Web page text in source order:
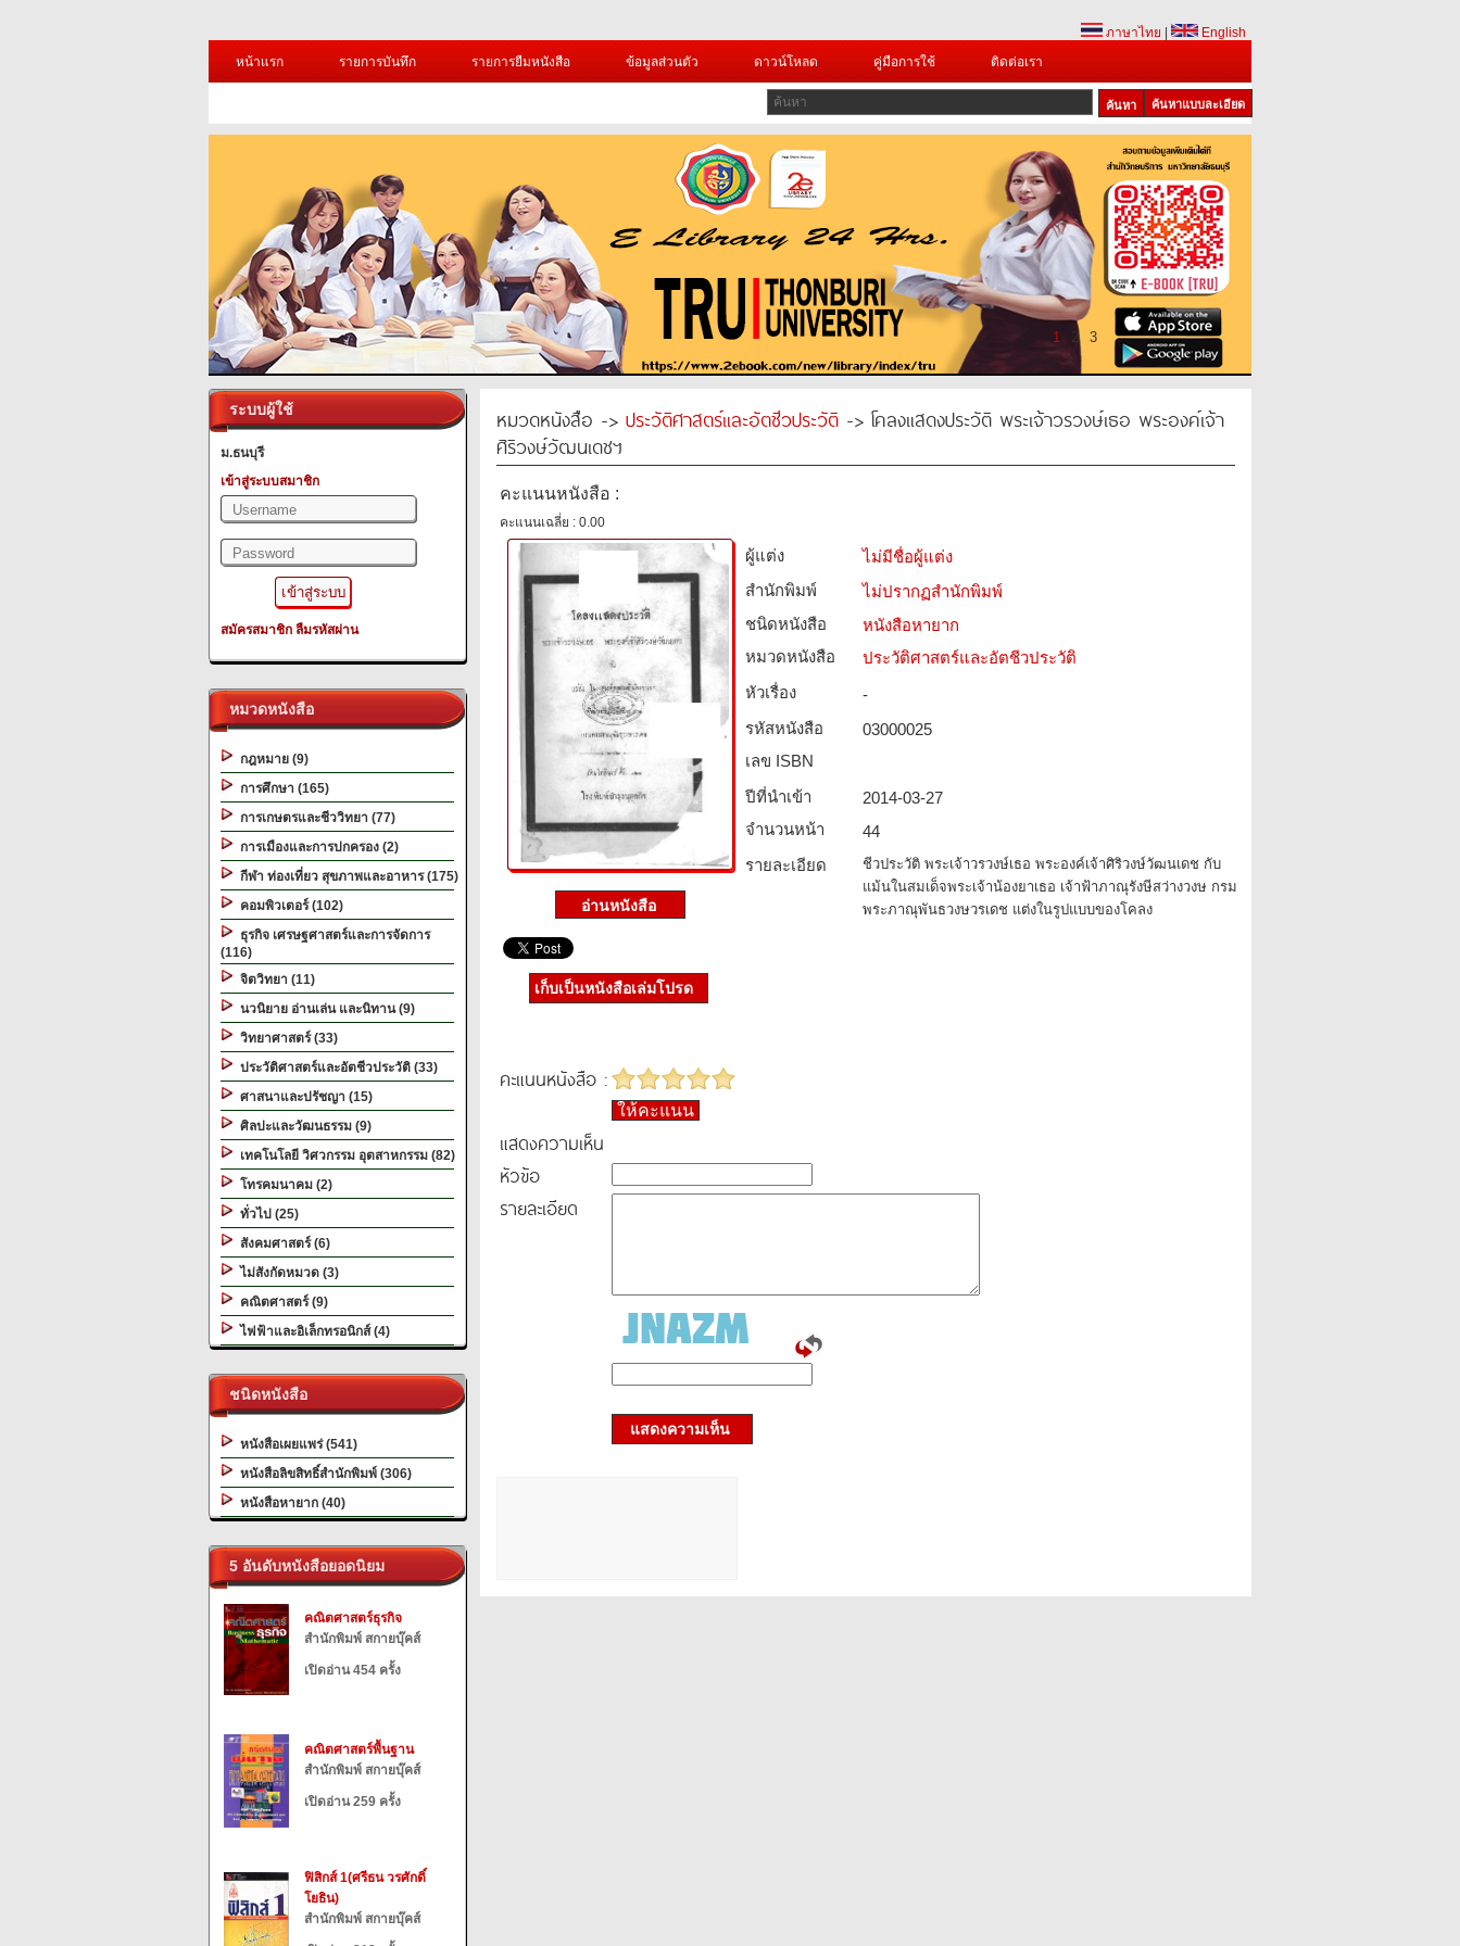
ภาษาไทย
English
หน้าแรก
รายการบันทึก รายการยืมหนังสือ ข้อมูลส่วนตัว ดาวน์โหลด คู่มือการใช้ ติดต่อเรา
ค้นหาแบบละเอียด
1 2 3
ระบบผู้ใช้
ม.ธนบุรี
เข้าสู่ระบบสมาชิก
สมัครสมาชิก ลืมรหัสผ่าน
หมวดหนังสือ
กฎหมาย (9)
การศึกษา (165)
การเกษตรและชีววิทยา (77)
การเมืองและการปกครอง (2)
กีฬา ท่องเที่ยว สุขภาพและอาหาร (175)
คอมพิวเตอร์ (102)
ธุรกิจ เศรษฐศาสตร์และการจัดการ
(116)
จิตวิทยา (11)
นวนิยาย อ่านเล่น และนิทาน (9)
วิทยาศาสตร์ (33)
ประวัติศาสตร์และอัตชีวประวัติ (33)
ศาสนาและปรัชญา (15)
ศิลปะและวัฒนธรรม (9)
เทคโนโลยี วิศวกรรม อุตสาหกรรม (82)
โทรคมนาคม (2)
ทั่วไป (25)
สังคมศาสตร์ (6)
ไม่สังกัดหมวด (3)
คณิตศาสตร์ (9)
ไฟฟ้าและอิเล็กทรอนิกส์ (4)
ชนิดหนังสือ
หนังสือเผยแพร่ (541)
หนังสือลิขสิทธิ์สำนักพิมพ์ (306)
หนังสือหายาก (40)
5 อันดับหนังสือยอดนิยม
คณิตศาสตร์ธุรกิจ
สำนักพิมพ์ สกายบุ๊คส์
เปิดอ่าน 454 ครั้ง
คณิตศาสตร์พื้นฐาน
สำนักพิมพ์ สกายบุ๊คส์
เปิดอ่าน 259 ครั้ง
ฟิสิกส์ 1(ศรีธน วรศักดิ์
โยธิน)
สำนักพิมพ์ สกายบุ๊คส์
หมวดหนังสือ -> ประวัติศาสตร์และอัตชีวประวัติ -> โคลงแสดงประวัติ พระเจ้าวรวงษ์เธอ พระองค์เจ้า
ศิริวงษ์วัฒนเดชฯ
คะแนนหนังสือ :
คะแนนเฉลี่ย : 0.00
ผู้แต่ง
ไม่มีชื่อผู้แต่ง
สำนักพิมพ์
ไม่ปรากฏสำนักพิมพ์
ชนิดหนังสือ­
หนังสือหายาก
หมวดหนังสือ­
ประวัติศาสตร์และอัตชีวประวัติ
หัวเรื่อง
-
รหัสหนังสือ­
03000025
เลข ISBN
ปีที่นำเข้า
2014-03-27
จำนวนหน้า
44
รายละเอียด
ชีวประวัติ พระเจ้าวรวงษ์เธอ พระองค์เจ้าศิริวงษ์วัฒนเดช กับ
แม้นในสมเด็จพระเจ้าน้องยาเธอ เจ้าฟ้าภาณุรังษีสว่างวงษ กรม
พระภาณุพันธวงษวรเดช แต่งในรูปแบบของโคลง
เก็บเป็นหนังสือเล่มโปรด
คะแนนหนังสือ :
ให้คะแนน
แสดงความเห็น
หัวข้อ
รายละเอียด
แสดงความเห็น